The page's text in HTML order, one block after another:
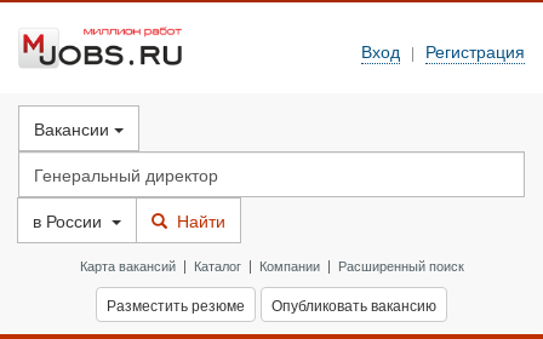
Вход | Регистрация
Вакансии
в России Найти
Карта вакансий| Каталог| Компании| Расширенный поиск
Разместить резюме Опубликовать вакансию